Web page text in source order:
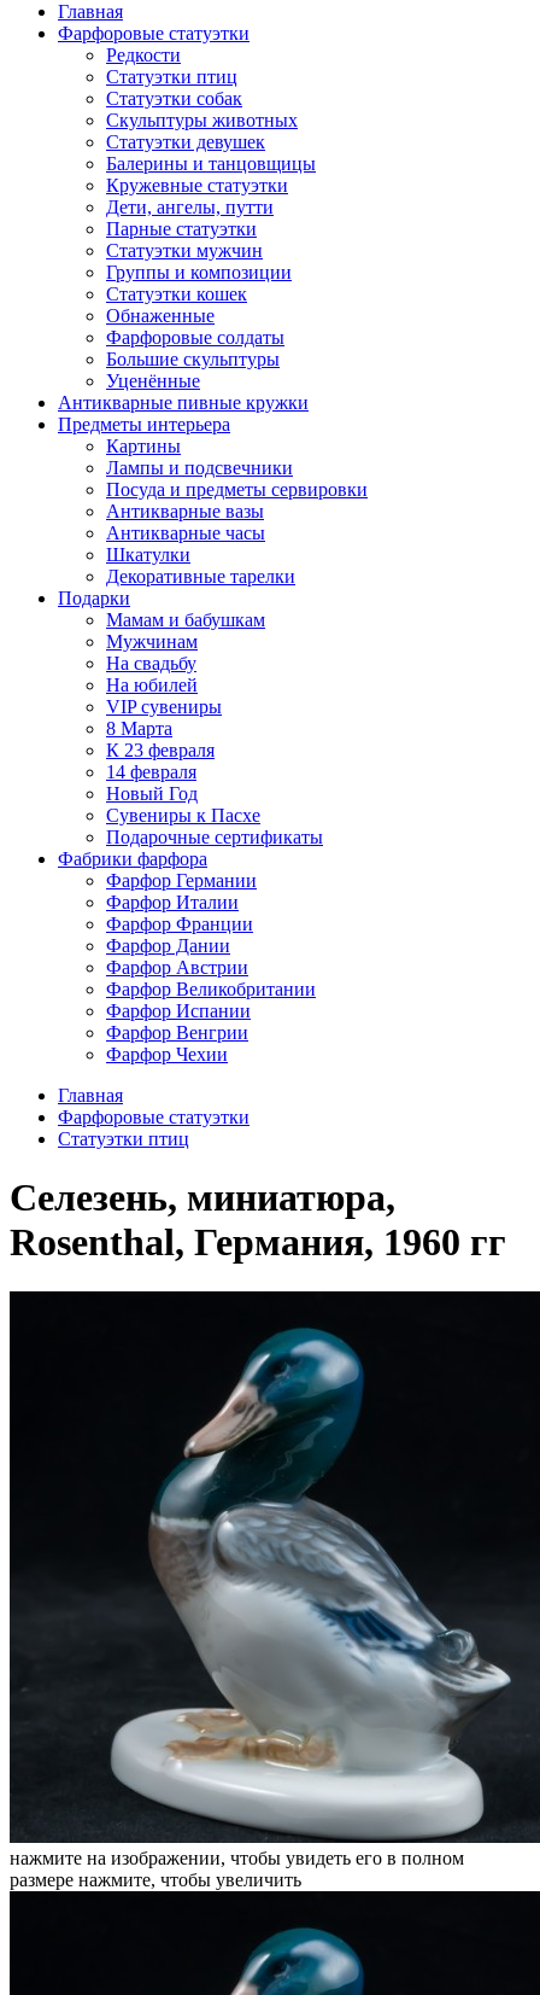
Главная
Фарфоровые статуэтки
Редкости
Cтатуэтки птиц
Cтатуэтки собак
Скульптуры животных
Статуэтки девушек
Балерины и танцовщицы
Кружевные статуэтки
Дети, ангелы, путти
Парные статуэтки
Статуэтки мужчин
Группы и композиции
Статуэтки кошек
Обнаженные
Фарфоровые солдаты
Большие скульптуры
Уценённые
Антикварные пивные кружки
Предметы интерьера
Картины
Лампы и подсвечники
Посуда и предметы сервировки
Антикварные вазы
Антикварные часы
Шкатулки
Декоративные тарелки
Подарки
Мамам и бабушкам
Мужчинам
На свадьбу
На юбилей
VIP сувениры
8 Марта
К 23 февраля
14 февраля
Новый Год
Сувениры к Пасхе
Подарочные сертификаты
Фабрики фарфора
Фарфор Германии
Фарфор Италии
Фарфор Франции
Фарфор Дании
Фарфор Австрии
Фарфор Великобритании
Фарфор Испании
Фарфор Венгрии
Фарфор Чехии
Главная
Фарфоровые статуэтки
Cтатуэтки птиц
Селезень, миниатюра,
Rosenthal, Германия, 1960 гг
нажмите на изображении, чтобы увидеть его в полном
размере нажмите, чтобы увеличить